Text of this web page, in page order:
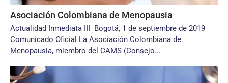
Asociación Colombiana de Menopausia
Actualidad Inmediata III Bogotá, 1 de septiembre de 2019
Comunicado Oficial La Asociación Colombiana de
Menopausia, miembro del CAMS (Consejo...